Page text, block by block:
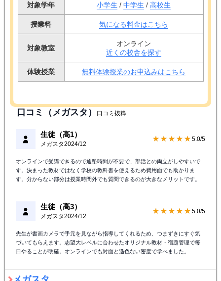
対象学年 小学生 / 中学生 / 高校生
授業料 気になる料金はこちら
対象教室
オンライン
近くの校舎を探す
体験授業 無料体験授業のお申込みはこちら
口コミ（メガスタ） 口コミ抜粋
生徒（高1）
メガスタ2024/12
★★★★★ 5.0/5
オンラインで受講できるので通塾時間が不要で、部活との両立がしやすいで
す。決まった教材ではなく学校の教科書を使えるため費用面でも助かりま
す。分からない部分は授業時間外でも質問できるのが大きなメリットです。
生徒（高3）
メガスタ2024/12
★★★★★ 5.0/5
先生が書画カメラで手元を見ながら指導してくれるため、つまずきにすぐ気
づいてもらえます。志望大レベルに合わせたオリジナル教材・宿題管理で毎
日やることが明確。オンラインでも対面と遜色ない密度で学べました。